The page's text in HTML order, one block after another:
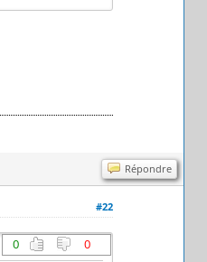
Répondre
#22
0 0